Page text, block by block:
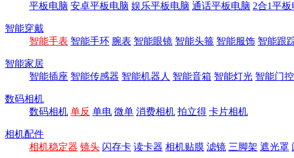
平板电脑 安卓平板电脑 娱乐平板电脑 通话平板电脑 2合1平板
智能穿戴
智能手表 智能手环 腕表 智能眼镜 智能头箍 智能服饰 智能跟
智能家居
智能插座 智能传感器 智能机器人 智能音箱 智能灯光 智能门控
数码相机
数码相机 单反 单电 微单 消费相机 拍立得 卡片相机
相机配件
相机稳定器 镜头 闪存卡 读卡器 相机贴膜 滤镜 三脚架 遮光罩